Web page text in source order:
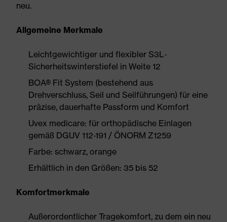
neu.
Allgemeine Merkmale
Leichtgewichtiger und flexibler S3L-
Sicherheitswinterstiefel in Weite 12
BOA® Fit System (bestehend aus
Drehverschluss, Seil und Seilführungen) für eine
präzise, dauerhafte Passform und Komfort
Uvex medicare: für orthopädische Einlagen
gemäß DGUV 112-191 / ÖNORM Z1259
Farbe: schwarz, orange
Erhältlich in den Größen: 35 bis 52
Komfortmerkmale
Außerordentlicher Tragekomfort, zu dem ein neu